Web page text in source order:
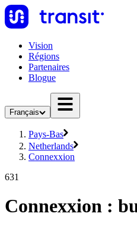
Vision
Régions
Partenaires
Blogue
Français
Pays-Bas
Netherlands
Connexxion
631
Connexxion :